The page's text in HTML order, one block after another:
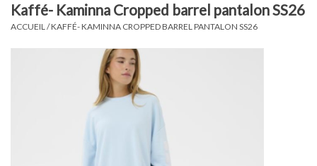
MAGASINEZ
Kaffé- Kaminna Cropped barrel pantalon SS26
ACCUEIL /KAFFÉ- KAMINNA CROPPED BARREL PANTALON SS26